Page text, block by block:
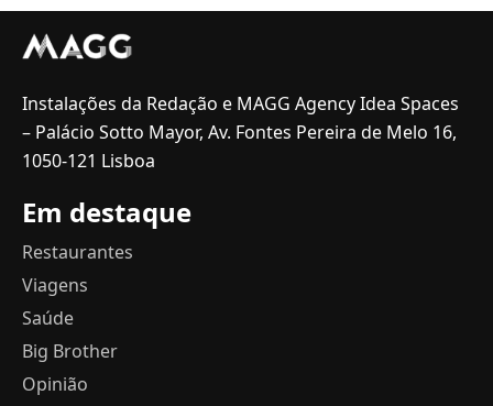
Instalações da Redação e MAGG Agency Idea Spaces
– Palácio Sotto Mayor, Av. Fontes Pereira de Melo 16,
1050-121 Lisboa
Em destaque
Restaurantes
Viagens
Saúde
Big Brother
Opinião